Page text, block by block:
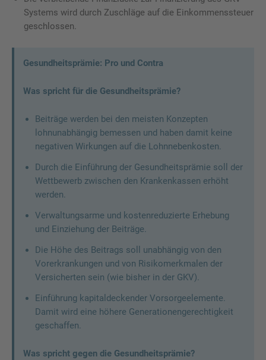
Systems wird durch Zuschläge auf die Einkommenssteuer
geschlossen.
Gesundheitsprämie: Pro und Contra
Was spricht für die Gesundheitsprämie?
Beiträge werden bei den meisten Konzepten
lohnunabhängig bemessen und haben damit keine
negativen Wirkungen auf die Lohnnebenkosten.
Durch die Einführung der Gesundheitsprämie soll der
Wettbewerb zwischen den Krankenkassen erhöht
werden.
Verwaltungsarme und kostenreduzierte Erhebung
und Einziehung der Beiträge.
Die Höhe des Beitrags soll unabhängig von den
Vorerkrankungen und von Risikomerkmalen der
Versicherten sein (wie bisher in der GKV).
Einführung kapitaldeckender Vorsorgeelemente.
Damit wird eine höhere Generationengerechtigkeit
geschaffen.
Was spricht gegen die Gesundheitsprämie?